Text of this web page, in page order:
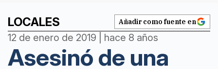
LOCALES Añadir como fuente en
12 de enero de 2019 | hace 8 años
Asesinó de una